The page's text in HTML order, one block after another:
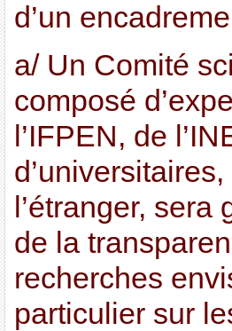
d’un
a/ Un Comité
composé
l’IFPEN, de
l’étranger,
de la
recherches
particulier sur